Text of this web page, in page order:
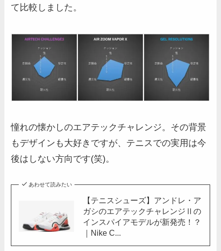
て比較しました。
憧れの懐かしのエアテックチャレンジ。その背景
もデザインも大好きですが、テニスでの実用は今
後はしない方向です(笑)。
あわせて読みたい
【テニスシューズ】アンドレ・ア
ガシのエアテックチャレンジⅡの
インスパイアモデルが新発売！？
｜Nike C...